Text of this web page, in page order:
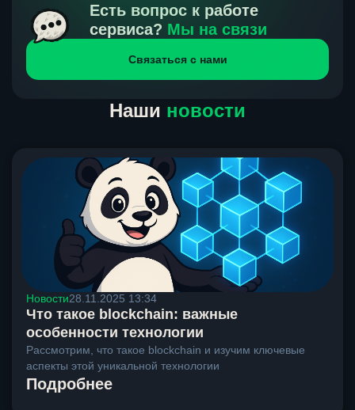
получения нами средств от тебя, а на другой части
направлений курс, указанный на сайте, является
окончательным. Если сомневаешься, напиши в онлайн-
чат на сайте, мы поможем разобраться.
Есть вопрос к работе
сервиса? Мы на связи
Связаться с нами
Наши новости
Новости28.11.2025 13:34
Что такое blockchain: важные
особенности технологии
Рассмотрим, что такое blockchain и изучим ключевые
аспекты этой уникальной технологии
Подробнее